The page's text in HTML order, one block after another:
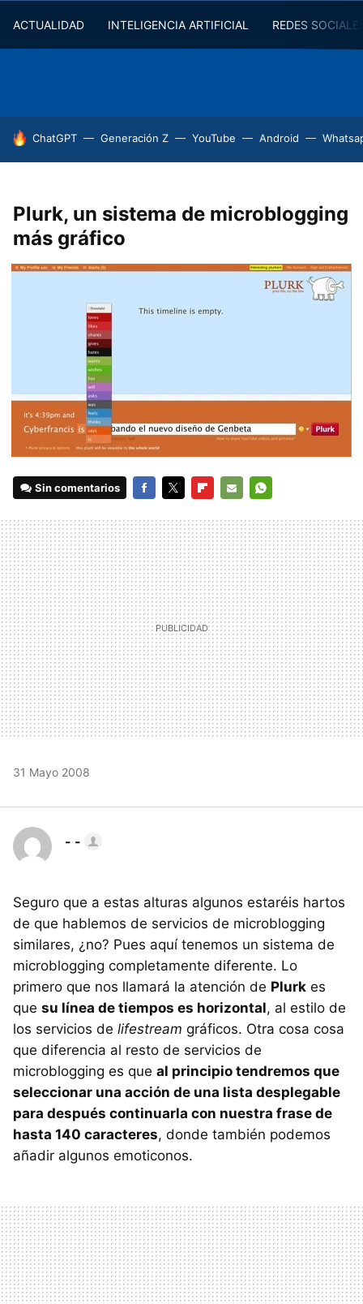
ACTUALIDAD INTELIGENCIA ARTIFICIAL REDES
HOY SE HABLA DE
ChatGPT Generación Z YouTube Android
Plurk, un sistema de microblogging
más gráfico
Sin comentarios
MAIL
31 Mayo 2008
- -
Seguro que a estas alturas algunos estaréis hartos
de que hablemos de servicios de microblogging
similares, ¿no? Pues aquí tenemos un sistema de
microblogging completamente diferente. Lo
primero que nos llamará la atención de Plurk es
que su línea de tiempos es horizontal, al estilo de
los servicios de lifestream gráficos. Otra cosa cosa
que diferencia al resto de servicios de
microblogging es que al principio tendremos que
seleccionar una acción de una lista desplegable
para después continuarla con nuestra frase de
hasta 140 caracteres, donde también podemos
añadir algunos emoticonos.